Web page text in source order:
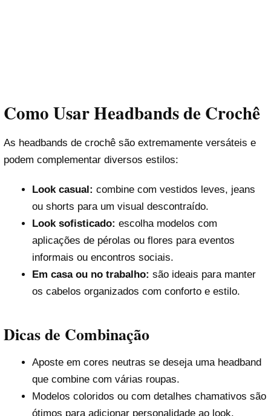
Como Usar Headbands de Crochê
As headbands de crochê são extremamente versáteis e
podem complementar diversos estilos:
Look casual: combine com vestidos leves, jeans
ou shorts para um visual descontraído.
Look sofisticado: escolha modelos com
aplicações de pérolas ou flores para eventos
informais ou encontros sociais.
Em casa ou no trabalho: são ideais para manter
os cabelos organizados com conforto e estilo.
Dicas de Combinação
Aposte em cores neutras se deseja uma headband
que combine com várias roupas.
Modelos coloridos ou com detalhes chamativos são
ótimos para adicionar personalidade ao look.